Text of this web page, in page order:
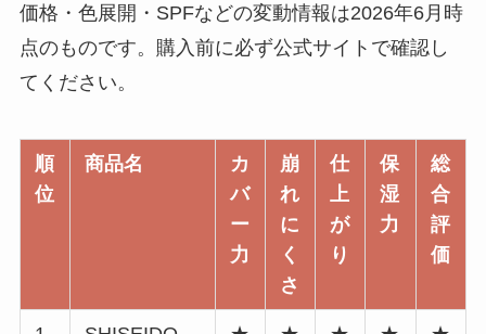
価格・色展開・SPFなどの変動情報は2026年6月時
点のものです。購入前に必ず公式サイトで確認し
てください。
順
位
商品名
カ
バ
ー
力
崩
れ
に
く
さ
仕
上
が
り
保
湿
力
総
合
評
価